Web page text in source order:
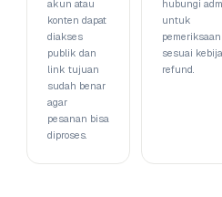
akun atau
konten dapat
diakses
publik dan
link tujuan
sudah benar
agar
pesanan bisa
diproses.
hubungi
untuk
pemeriksaan
sesuai
refund.